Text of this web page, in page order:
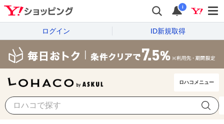
i
ログイン ID新規取得
ロハコメニュー